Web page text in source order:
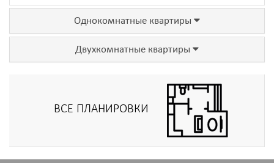
Однокомнатные квартиры
Двухкомнатные квартиры
ВСЕ ПЛАНИРОВКИ